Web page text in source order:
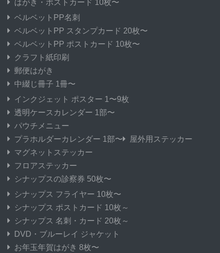
はがき・ポストカード 10枚〜
ベルベットPP名刺
ベルベットPP スタンプカード 20枚〜
ベルベットPP ポストカード 10枚〜
クラフト紙印刷
郵便はがき
中綴じ冊子 1冊〜
インクジェット ポスター 1〜9枚
透明ケースカレンダー 1部〜
パウチメニュー
プラホルダーカレンダー 1部〜
屋外用ステッカー
マグネットステッカー
フロアステッカー
シナップスの診察券 50枚〜
シナップス フライヤー 10枚〜
シナップス ポストカード 10枚～
シナップス 名刺・カード 20枚～
DVD・ブルーレイ ジャケット
お年玉年賀はがき 8枚〜